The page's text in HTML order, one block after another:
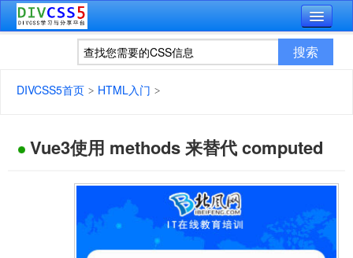
DIVCSS5首页 HTML入门
Vue3使用 methods 来替代 computed